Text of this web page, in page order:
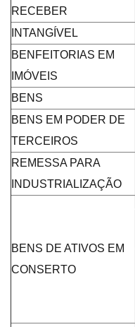
RECEBER
INTANGÍVEL
BENFEITORIAS EM
IMÓVEIS
BENS
BENS EM PODER DE
TERCEIROS
REMESSA PARA
INDUSTRIALIZAÇÃO
BENS DE ATIVOS EM
CONSERTO